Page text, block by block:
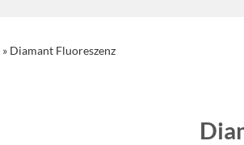
» Diamant Fluoreszenz